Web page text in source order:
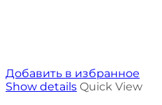
Добавить в избранное
Show details Quick View